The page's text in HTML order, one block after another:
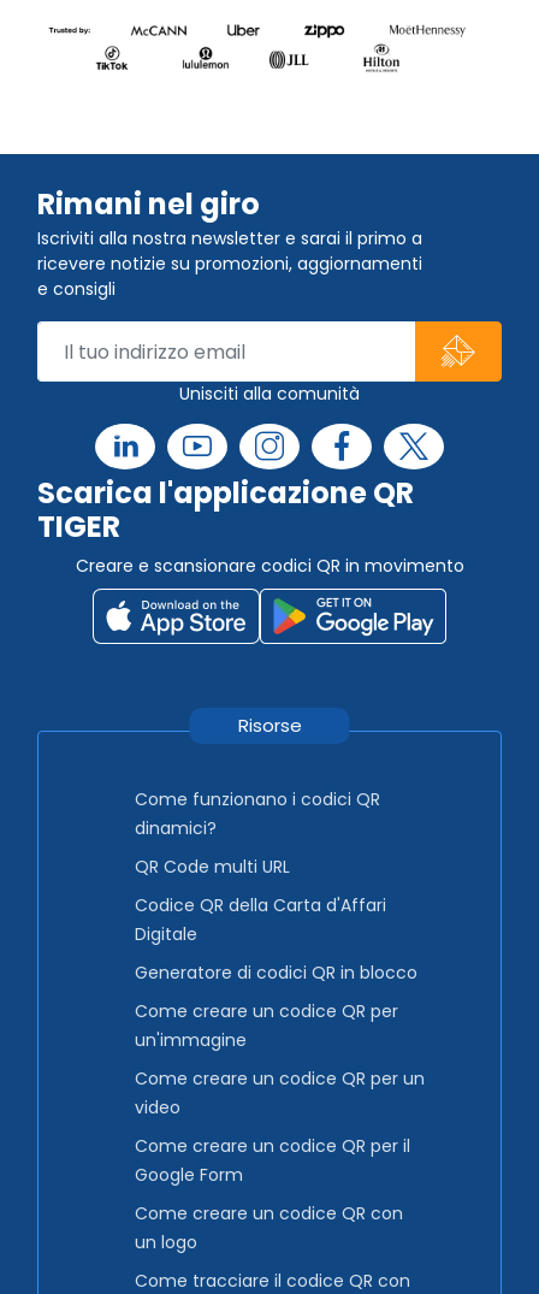
Rimani nel giro
Iscriviti alla nostra newsletter e sarai il primo a
ricevere notizie su promozioni, aggiornamenti
e consigli
Unisciti alla comunità
Scarica l'applicazione QR
TIGER
Creare e scansionare codici QR in movimento
Risorse
Come funzionano i codici QR
dinamici?
QR Code multi URL
Codice QR della Carta d'Affari
Digitale
Generatore di codici QR in blocco
Come creare un codice QR per
un'immagine
Come creare un codice QR per un
video
Come creare un codice QR per il
Google Form
Come creare un codice QR con
un logo
Come tracciare il codice QR con